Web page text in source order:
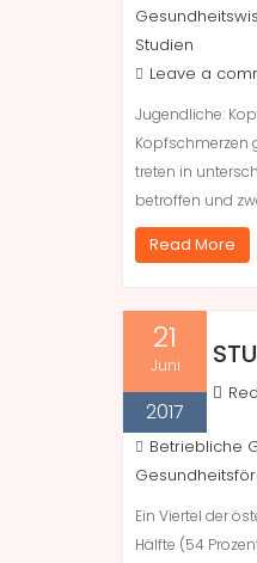
Studien
Leave a
Jugendliche:
Kopfschmerzen
treten in
betroffen und
Read More
21
Juni
2017
Betriebliche
Ein Viertel der
Hälfte (54